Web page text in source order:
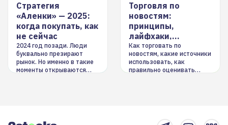
Стратегия
«Аленки» — 2025:
когда покупать, как
не сейчас
2024 год позади. Люди
буквально презирают
рынок. Но именно в такие
моменты открываются
Торговля по
новостям:
принципы,
лайфхаки,
инструменты
Как торговать по
новостям, какие источники
использовать, как
правильно оценивать